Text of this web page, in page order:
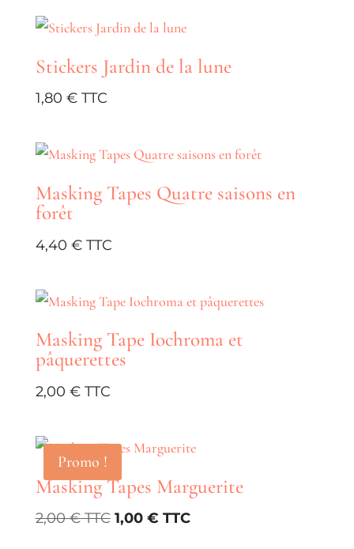
récent
Stickers Jardin de la lune
1,80 €
Masking Tapes Quatre saisons en
forêt
4,40 €
Masking Tape Iochroma et
pâquerettes
2,00 €
Promo !
Masking Tapes Marguerite
2,00€
Le
1,00 €
Le